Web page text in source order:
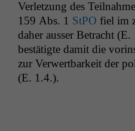
Ver­let­zung des
159 Abs. 1 StPO fiel im
daher auss­er Betra­cht
bestätigte damit die
zur Ver­w­ert­barkeit der
(E. 1.4.).